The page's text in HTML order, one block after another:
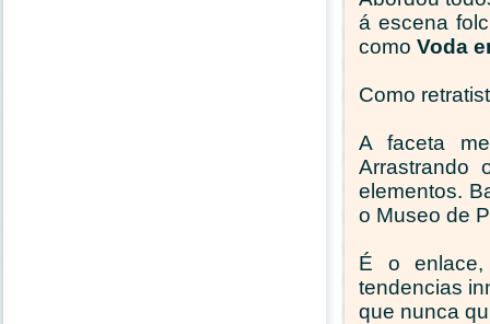
á escena
como Voda
Como
A faceta
Arrastrando
elementos.
o Museo de
É o
tendencias
que nunca